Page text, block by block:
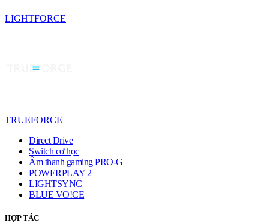
LIGHTFORCE
TRUEFORCE
Direct Drive
Switch cơ học
Âm thanh gaming PRO-G
POWERPLAY 2
LIGHTSYNC
BLUE VO!CE
HỢP TÁC